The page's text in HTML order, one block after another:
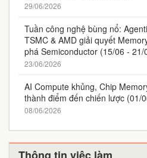
29/06/2026
Tuần công nghệ bùng nổ:
TSMC & AMD giải quyết
phá Semiconductor (15/06 - 21/
23/06/2026
AI Compute khủng, Chip
thành điểm đến chiến lược (01/
08/06/2026